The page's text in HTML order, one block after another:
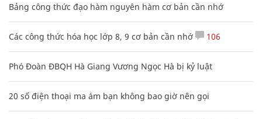
Bảng công thức đạo hàm nguyên hàm cơ bản cần nhớ
Các công thức hóa học lớp 8, 9 cơ bản cần nhớ 106
Phó Đoàn ĐBQH Hà Giang Vương Ngọc Hà bị kỷ luật
20 số điện thoại ma ám bạn không bao giờ nên gọi